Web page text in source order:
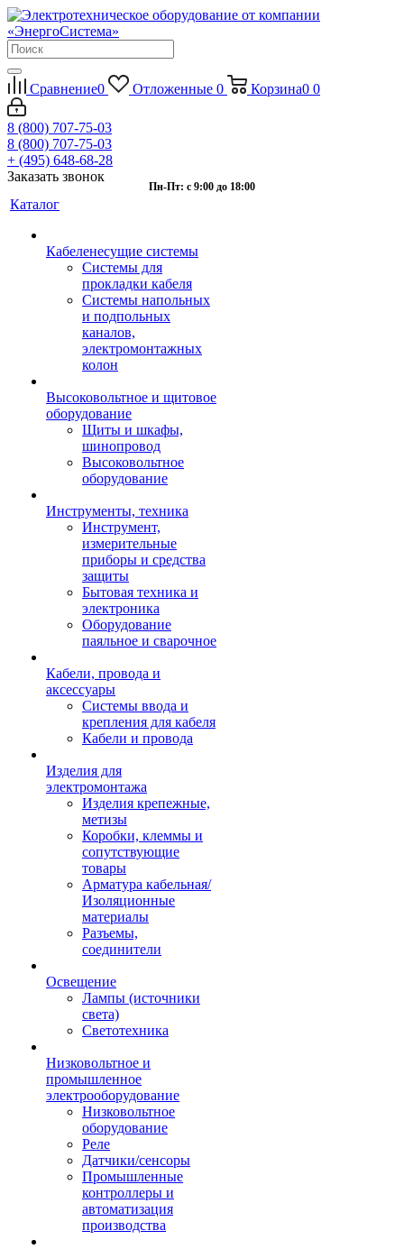
Сравнение0 Отложенные 0 Корзина0 0
8 (800) 707-75-03
8 (800) 707-75-03
+ (495) 648-68-28
Заказать звонок
Пн-Пт: с 9:00 до 18:00
Каталог
Кабеленесущие системы
Системы для
прокладки кабеля
Системы напольных
и подпольных
каналов,
электромонтажных
колон
Высоковольтное и щитовое
оборудование
Щиты и шкафы,
шинопровод
Высоковольтное
оборудование
Инструменты, техника
Инструмент,
измерительные
приборы и средства
защиты
Бытовая техника и
электроника
Оборудование
паяльное и сварочное
Кабели, провода и
аксессуары
Системы ввода и
крепления для кабеля
Кабели и провода
Изделия для
электромонтажа
Изделия крепежные,
метизы
Коробки, клеммы и
сопутствующие
товары
Арматура кабельная/
Изоляционные
материалы
Разъемы,
соединители
Освещение
Лампы (источники
света)
Светотехника
Низковольтное и
промышленное
электрооборудование
Низковольтное
оборудование
Реле
Датчики/сенсоры
Промышленные
контроллеры и
автоматизация
производства